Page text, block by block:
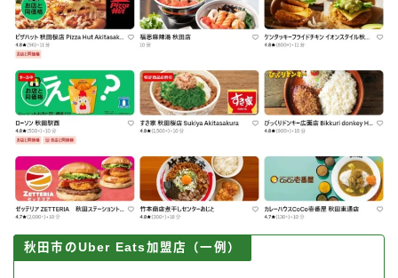
秋田市のUber Eats加盟店（一例）